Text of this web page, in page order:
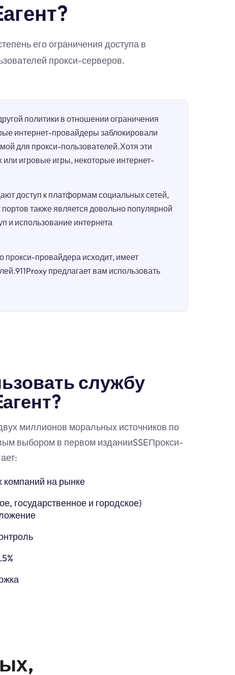
его ограничения доступа в
прокси-серверов.
политики в отношении ограничения
интернет-провайдеры заблокировали
для прокси-пользователей.Хотя эти
игровые игры, некоторые интернет-
доступ к платформам социальных сетей,
также является довольно популярной
и использование интернета
прокси-провайдера исходит, имеет
предлагает вам использовать
службу
миллионов моральных источников по
выбором в первом изданииSSEПрокси-
компаний на рынке
государственное и городское)